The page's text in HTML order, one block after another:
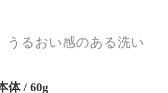
うるおい感のある洗い
体 / 60g